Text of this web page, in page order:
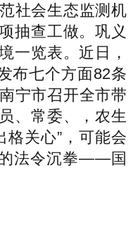
社会生态监测机
抽查工做。巩义
一览表。近日，
布七个方面82条
宁市召开全市带
、常委、，农生
关心”，可能会
的法令沉拳——国